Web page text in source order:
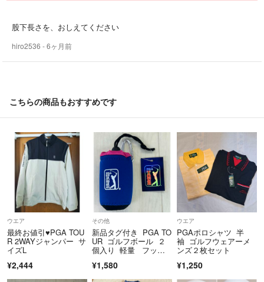
おります。
◯厳重な郵送をご希望の方は、ご連絡お願いします。〔送料は上乗せと
なります。〕
◯素人管理であるため、細かな点が気になるかたは、ご購入をお控えく
◯ 商品写真はできる限り実物の色に近づけるよう努力しております
が、お使いのモニター設定、お部屋の照明等により実際の商品と色味が
異なる場合がございます。
予めご了承下さいませ。
股下長さを、おしえてください
hiro2536 - 6ヶ月前
こちらの商品もおすすめです
ウエア
最終お値引♥PGA TOU
R 2WAYジャンパー サ
イズL
¥2,444
その他
新品タグ付き PGA TO
UR ゴルフボール ２
個入り 軽量 フック
¥1,580
ウエア
PGAポロシャツ 半
袖 ゴルフウェアーメ
ンズ２枚セット
¥1,250